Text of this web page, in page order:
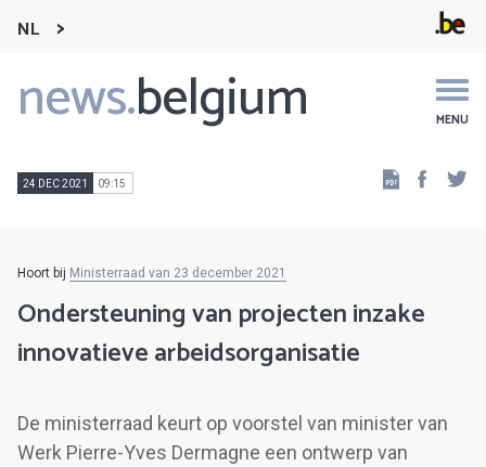
NL
news.belgium MENU
Main
navigation
24 DEC 2021 09:15
Hoort bij Ministerraad van 23 december 2021
Ondersteuning van projecten inzake
innovatieve arbeidsorganisatie
De ministerraad keurt op voorstel van minister van
Werk Pierre-Yves Dermagne een ontwerp van